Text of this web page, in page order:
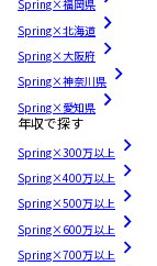
Spring×福岡県
Spring×北海道
Spring×大阪府
Spring×神奈川県
Spring×愛知県
年収で探す
Spring×300万以上
Spring×400万以上
Spring×500万以上
Spring×600万以上
Spring×700万以上